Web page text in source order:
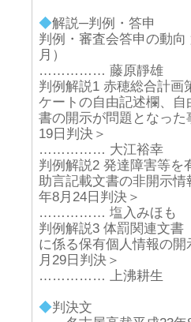
◆解説─判例・答申
判例・審査会答申の動
月）
…………… 藤原靜雄
判例解説1 赤穂総合計画
ケートの自由記述欄、
書の開示が問題となっ
19日判決＞
…………… 大江裕幸
判例解説2 発達障害等を
助言記載文書の非開示
年8月24日判決＞
…………… 塩入みほも
判例解説3 体罰関連文書
に係る保有個人情報の
月29日判決＞
…………… 上沸耕生
◆判決文